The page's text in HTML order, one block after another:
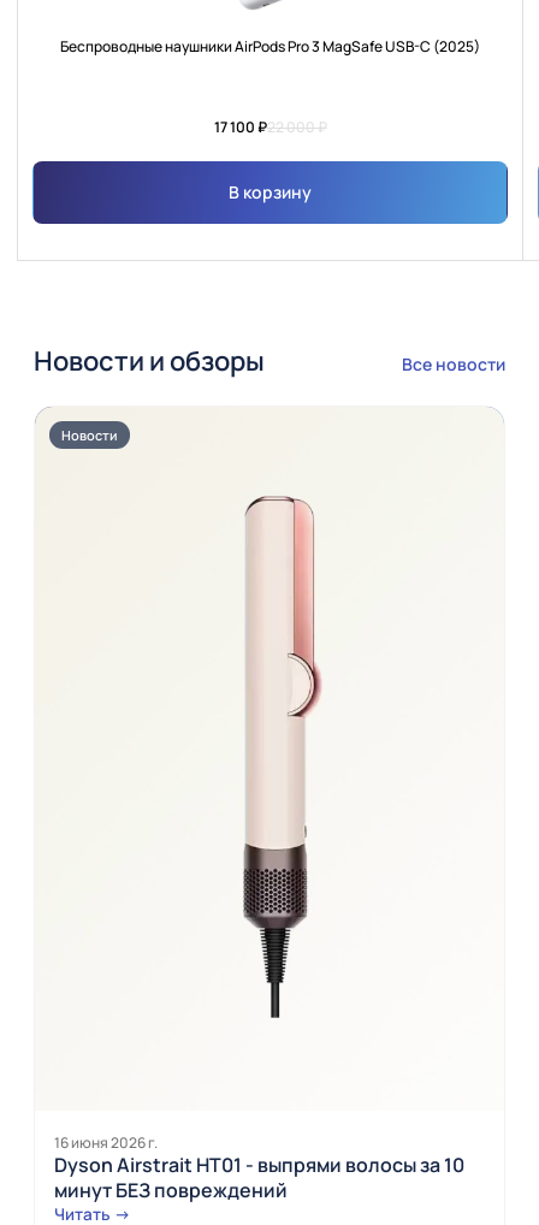
Беспроводные наушники AirPods Pro 3 MagSafe USB-C (2025)
17 100 ₽22 000 ₽
В корзину
Новости и обзоры Все новости
Новости
16 июня 2026 г.
Dyson Airstrait HT01 - выпрями волосы за 10
минут БЕЗ повреждений
Читать →